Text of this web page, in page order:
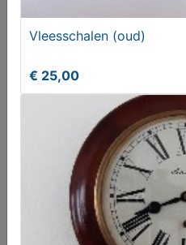
Schaal (gietijzer)
€ 15,00
Vleesschalen (oud)
€ 25,00